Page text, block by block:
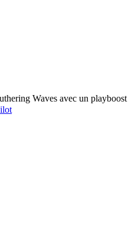
Waves avec un playboost